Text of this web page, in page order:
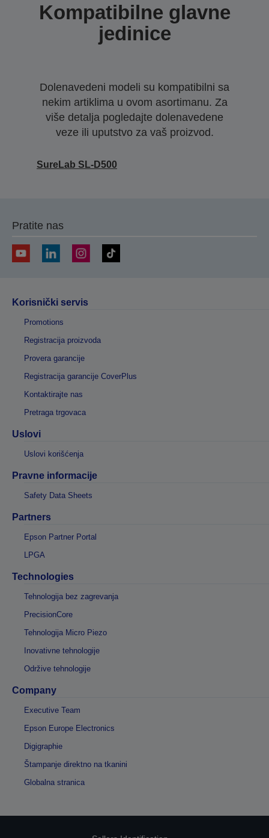
Kompatibilne glavne
jedinice
Dolenavedeni modeli su kompatibilni sa
nekim artiklima u ovom asortimanu. Za
više detalja pogledajte dolenavedene
veze ili uputstvo za vaš proizvod.
SureLab SL-D500
Pratite nas
Korisnički servis
Promotions
Registracija proizvoda
Provera garancije
Registracija garancije CoverPlus
Kontaktirajte nas
Pretraga trgovaca
Uslovi
Uslovi korišćenja
Pravne informacije
Safety Data Sheets
Partners
Epson Partner Portal
LPGA
Technologies
Tehnologija bez zagrevanja
PrecisionCore
Tehnologija Micro Piezo
Inovativne tehnologije
Održive tehnologije
Company
Executive Team
Epson Europe Electronics
Digigraphie
Štampanje direktno na tkanini
Globalna stranica